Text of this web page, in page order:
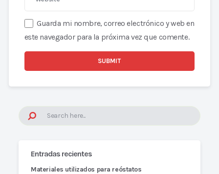
Entradas recientes
Materiales utilizados para reóstatos
Guarda mi nombre, correo electrónico y web en
este navegador para la próxima vez que comente.